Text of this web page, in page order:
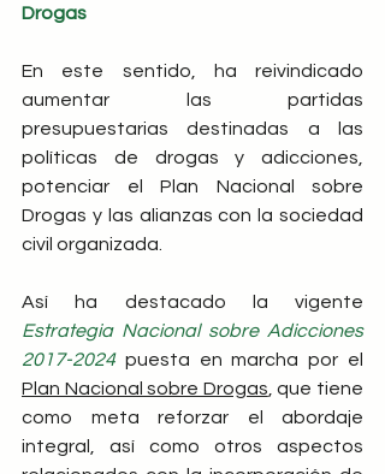
Drogas
En este sentido, ha reivindicado
aumentar las partidas
presupuestarias destinadas a las
políticas de drogas y adicciones,
potenciar el Plan Nacional sobre
Drogas y las alianzas con la sociedad
civil organizada.
Así ha destacado la vigente
Estrategia Nacional sobre Adicciones
2017-2024
Plan Nacional sobre Drogas , que tiene
como meta reforzar el abordaje
integral, así como otros aspectos